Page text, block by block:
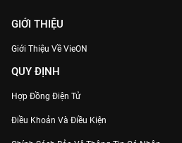
GIỚI THIỆU
Giới Thiệu Về VieON
QUY ĐỊNH
Hợp Đồng Điện Tử
Điều Khoản Và Điều Kiện